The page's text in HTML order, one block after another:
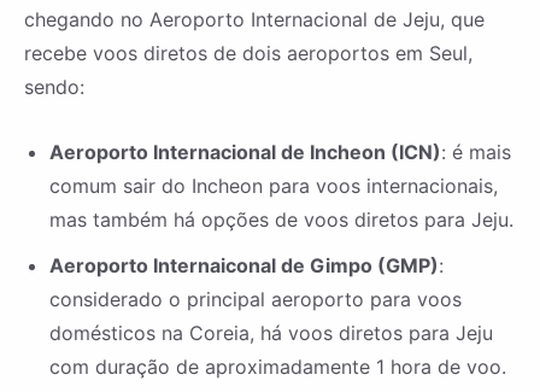
chegando no Aeroporto Internacional de Jeju, que
recebe voos diretos de dois aeroportos em Seul,
sendo:
Aeroporto Internacional de Incheon (ICN): é mais
comum sair do Incheon para voos internacionais,
mas também há opções de voos diretos para Jeju.
Aeroporto Internaiconal de Gimpo (GMP):
considerado o principal aeroporto para voos
domésticos na Coreia, há voos diretos para Jeju
com duração de aproximadamente 1 hora de voo.